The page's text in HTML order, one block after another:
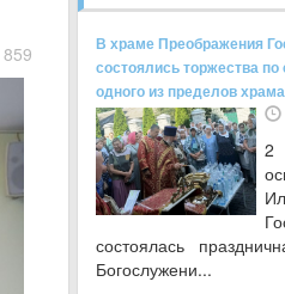
859
В храме Преображения
состоялись торжества
одного из пределов храма
2
состоялась
Богослужени...